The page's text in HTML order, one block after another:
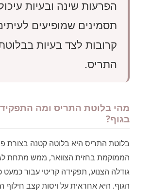
הפרעות שינה ובעיות
תסמינים שמופיעים
קרובות לצד בעיות
התריס.
מהי בלוטת התריס ומה
בגוף?
בלוטת התריס היא בלוטה קטנה בצורת
הממוקמת בחזית הצוואר, ממש מתחת
גודלה הצנוע, תפקידה קריטי עבור כמעט
הגוף. היא אחראית על ויסות קצב חילוף